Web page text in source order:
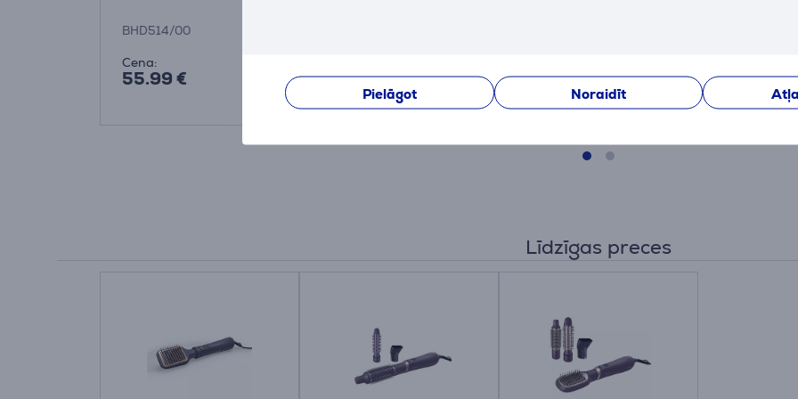
Pielāgot Noraidīt
BHD514/00
Cena:
55.99 € 89.99 € 65.99 € 169.99 €
Līdzīgas preces